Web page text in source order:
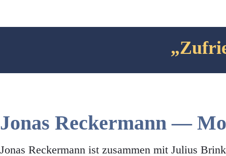
Jonas Reckermann —
Jonas Reckermann ist zusammen mit Julius Brink